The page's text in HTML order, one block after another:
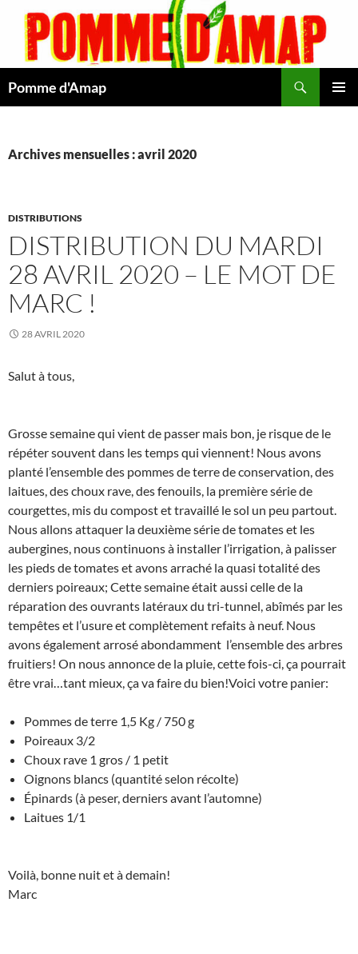
contenu
Pomme d'Amap
Archives mensuelles : avril 2020
DISTRIBUTIONS
DISTRIBUTION DU MARDI
28 AVRIL 2020 – LE MOT DE
MARC !
28 AVRIL 2020
Salut à tous,
Grosse semaine qui vient de passer mais bon, je risque de le
répéter souvent dans les temps qui viennent! Nous avons
planté l’ensemble des pommes de terre de conservation, des
laitues, des choux rave, des fenouils, la première série de
courgettes, mis du compost et travaillé le sol un peu partout.
Nous allons attaquer la deuxième série de tomates et les
aubergines, nous continuons à installer l’irrigation, à palisser
les pieds de tomates et avons arraché la quasi totalité des
derniers poireaux; Cette semaine était aussi celle de la
réparation des ouvrants latéraux du tri-tunnel, abîmés par les
tempêtes et l’usure et complètement refaits à neuf. Nous
avons également arrosé abondamment l’ensemble des arbres
fruitiers! On nous annonce de la pluie, cette fois-ci, ça pourrait
être vrai…tant mieux, ça va faire du bien!Voici votre panier:
Pommes de terre 1,5 Kg / 750 g
Poireaux 3/2
Choux rave 1 gros / 1 petit
Oignons blancs (quantité selon récolte)
Épinards (à peser, derniers avant l’automne)
Laitues 1/1
Voilà, bonne nuit et à demain!
Marc